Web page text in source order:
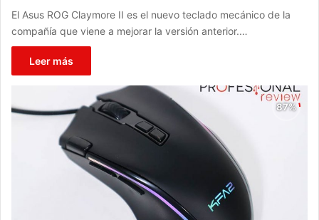
El Asus ROG Claymore II es el nuevo teclado mecánico de la
compañía que viene a mejorar la versión anterior.…
Leer más